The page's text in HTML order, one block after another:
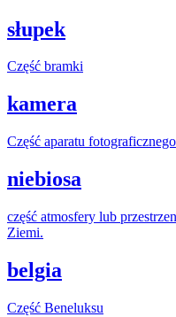
słupek
Część bramki
kamera
Część aparatu fotograficznego
niebiosa
część atmosfery lub
Ziemi.
belgia
Część Beneluksu